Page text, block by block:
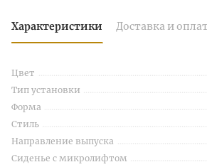
Характеристики Доставка и
Цвет
Тип установки
Форма
Стиль
Направление выпуска
Сиденье с микролифтом